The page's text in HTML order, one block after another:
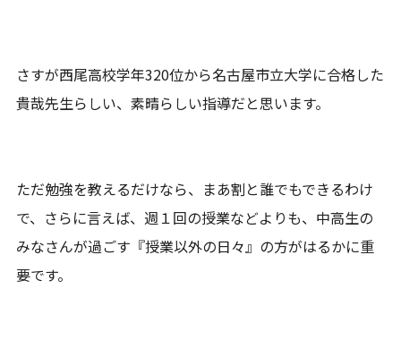
さすが西尾高校学年320位から名古屋市立大学に合格した
貴哉先生らしい、素晴らしい指導だと思います。
ただ勉強を教えるだけなら、まあ割と誰でもできるわけ
で、さらに言えば、週１回の授業などよりも、中高生の
みなさんが過ごす『授業以外の日々』の方がはるかに重
要です。